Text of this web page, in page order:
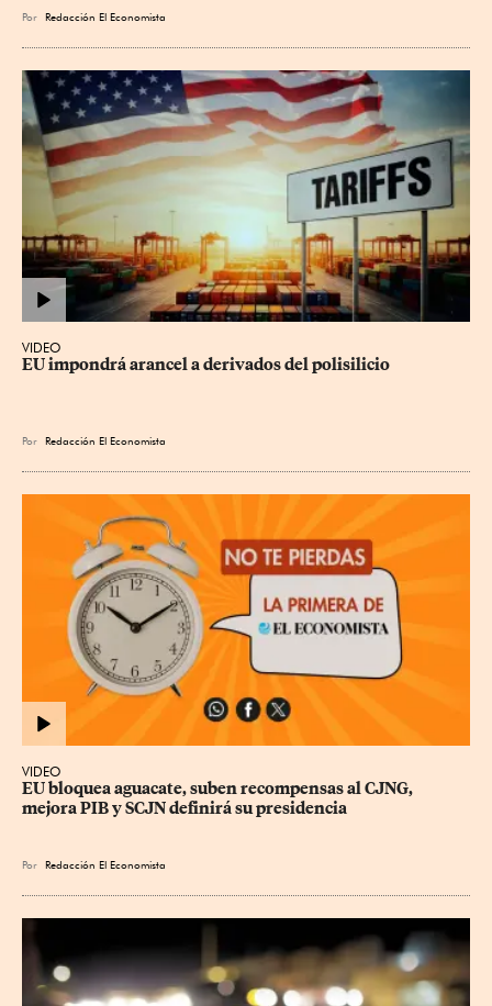
Por Redacción El Economista
VIDEO
EU impondrá arancel a derivados del polisilicio
Por Redacción El Economista
VIDEO
EU bloquea aguacate, suben recompensas al CJNG,
mejora PIB y SCJN definirá su presidencia
Por Redacción El Economista